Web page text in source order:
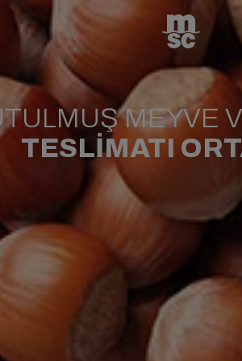
MEYVE
TESLİMATI